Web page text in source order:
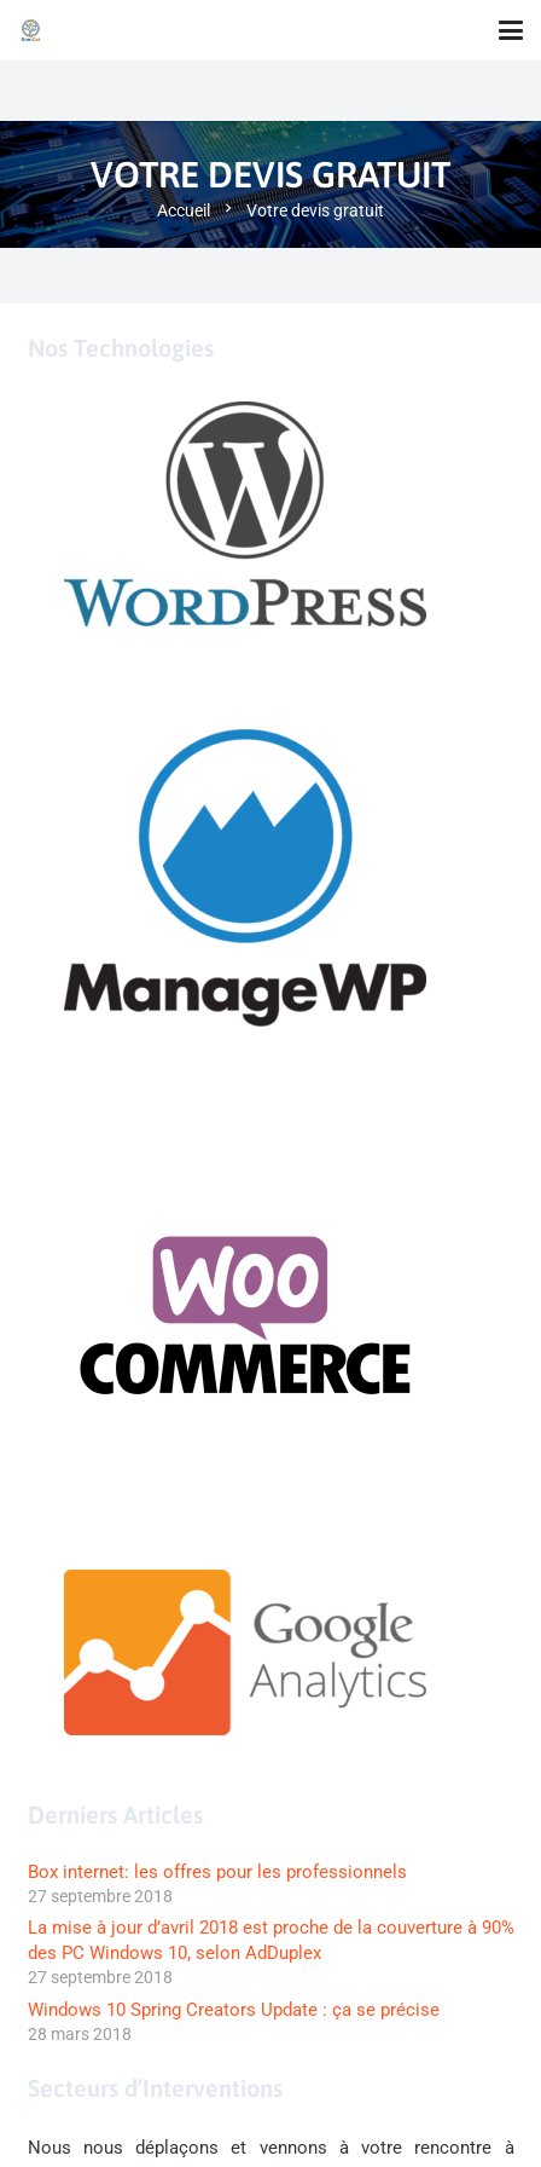
VOTRE DEVIS GRATUIT
Accueil chevron_right Votre devis gratuit
Nos Technologies
Derniers Articles
Box internet: les offres pour les professionnels
27 septembre 2018
La mise à jour d’avril 2018 est proche de la couverture à 90%
des PC Windows 10, selon AdDuplex
27 septembre 2018
Windows 10 Spring Creators Update : ça se précise
28 mars 2018
Secteurs d’Interventions
Nous nous déplaçons et vennons à votre rencontre à